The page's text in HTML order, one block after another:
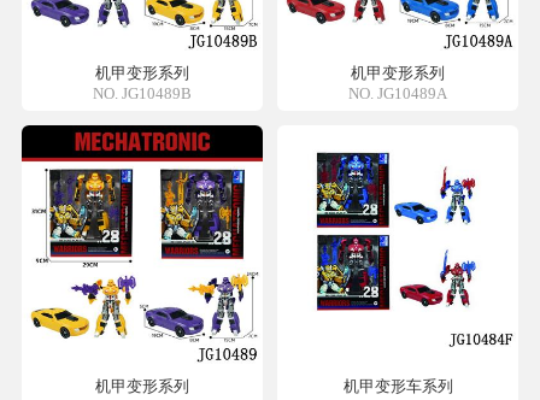
机甲变形系列
NO. JG10489B
机甲变形系列
NO. JG10489A
机甲变形系列
机甲变形车系列